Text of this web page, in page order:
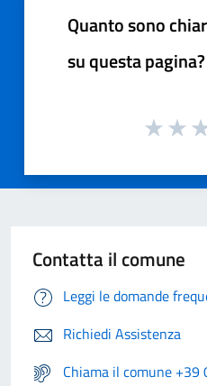
Quanto sono
su questa pagina?
Contatta il comune
Leggi le domande
Richiedi Assistenza
Chiama il comune